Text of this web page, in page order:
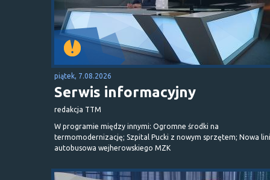
piątek, 7.08.2026
Serwis informacyjny
redakcja TTM
W programie między innymi: Ogromne środki na
termomodernizację; Szpital Pucki z nowym sprzętem; Nowa
autobusowa wejherowskiego MZK